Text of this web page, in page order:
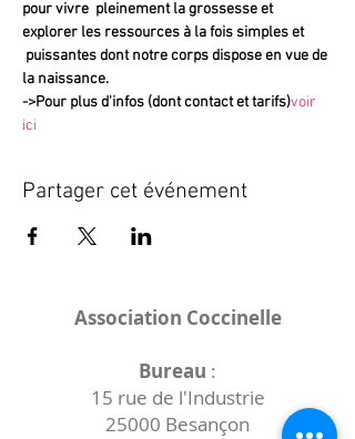
pour vivre  pleinement la grossesse et
explorer les ressources à la fois simples et
puissantes dont notre corps dispose en vue de
la naissance.
->Pour plus d'infos (dont contact et tarifs)voir
ici
Partager cet événement
Association Coccinelle
Bureau :
15 rue de l'Industrie
25000 Besançon